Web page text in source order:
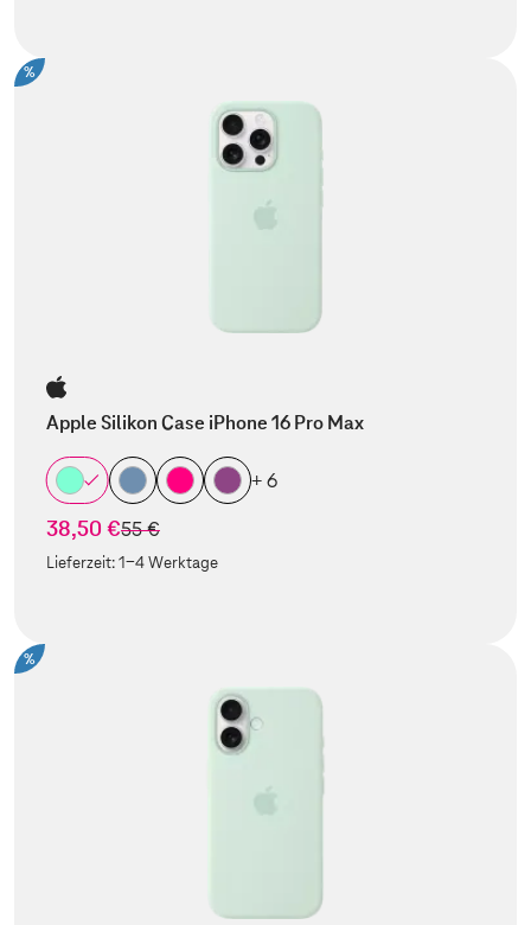
%
Apple Silikon Case iPhone 16 Pro Max
+ 6
38,50 €statt
55 €
Lieferzeit:1-4 Werktage
%